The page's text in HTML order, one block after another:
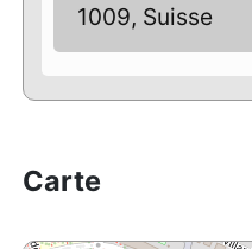
1009, Suisse
Carte